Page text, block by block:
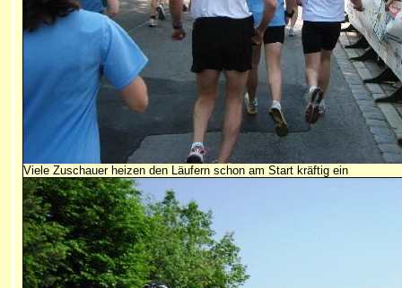
Viele Zuschauer heizen den Läufern schon am Start kräftig ein